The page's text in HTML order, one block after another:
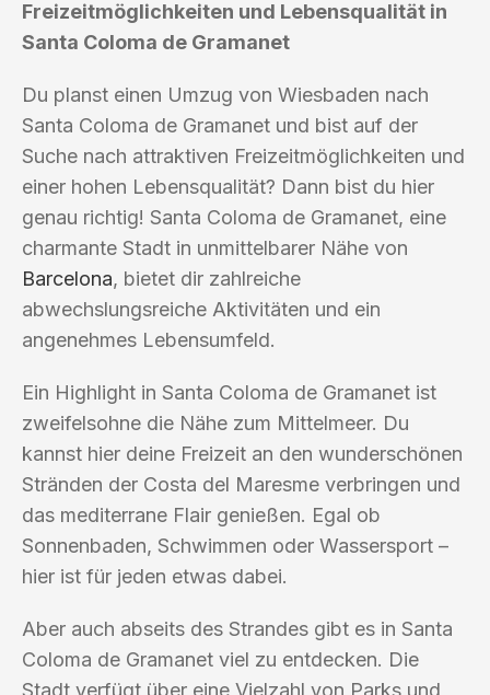
Freizeitmöglichkeiten und Lebensqualität in
Santa Coloma de Gramanet
Du planst einen Umzug von Wiesbaden nach
Santa Coloma de Gramanet und bist auf der
Suche nach attraktiven Freizeitmöglichkeiten und
einer hohen Lebensqualität? Dann bist du hier
genau richtig! Santa Coloma de Gramanet, eine
charmante Stadt in unmittelbarer Nähe von
Barcelona, bietet dir zahlreiche
abwechslungsreiche Aktivitäten und ein
angenehmes Lebensumfeld.
Ein Highlight in Santa Coloma de Gramanet ist
zweifelsohne die Nähe zum Mittelmeer. Du
kannst hier deine Freizeit an den wunderschönen
Stränden der Costa del Maresme verbringen und
das mediterrane Flair genießen. Egal ob
Sonnenbaden, Schwimmen oder Wassersport –
hier ist für jeden etwas dabei.
Aber auch abseits des Strandes gibt es in Santa
Coloma de Gramanet viel zu entdecken. Die
Stadt verfügt über eine Vielzahl von Parks und